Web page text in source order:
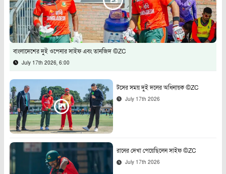
বাংলাদেশের দুই ওপেনার সাইফ এবং তানজিদ ©ZC
July 17th 2026, 6:00
টসের সময় দুই দলের অধিনায়ক ©ZC
July 17th 2026
রানের দেখা পেয়েছিলেন সাইফ ©ZC
July 17th 2026